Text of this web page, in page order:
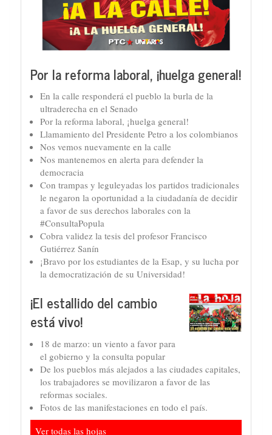
Por la reforma laboral, ¡huelga general!
En la calle responderá el pueblo la burla de la
ultraderecha en el Senado
Por la reforma laboral, ¡huelga general!
Llamamiento del Presidente Petro a los colombianos
Nos vemos nuevamente en la calle
Nos mantenemos en alerta para defender la
democracia
Con trampas y leguleyadas los partidos tradicionales
le negaron la oportunidad a la ciudadanía de decidir
a favor de sus derechos laborales con la
#ConsultaPopula
Cobra validez la tesis del profesor Francisco
Gutiérrez Sanín
¡Bravo por los estudiantes de la Esap, y su lucha por
la democratización de su Universidad!
¡El estallido del cambio
está vivo!
18 de marzo: un viento a favor para
el gobierno y la consulta popular
De los pueblos más alejados a las ciudades capitales,
los trabajadores se movilizaron a favor de las
reformas sociales.
Fotos de las manifestaciones en todo el país.
Ver todas las hojas